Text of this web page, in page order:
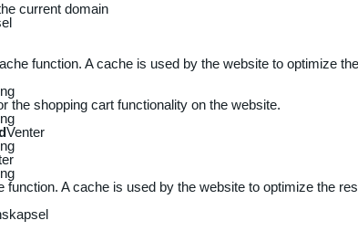
current domain
function. A cache is used by the website to optimize
the shopping cart functionality on the website.
Venter
A cache is used by the website to optimize the